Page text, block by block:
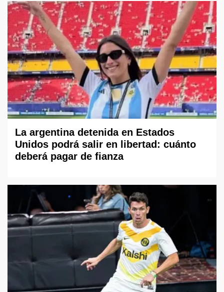
La argentina detenida en Estados
Unidos podrá salir en libertad: cuánto
deberá pagar de fianza